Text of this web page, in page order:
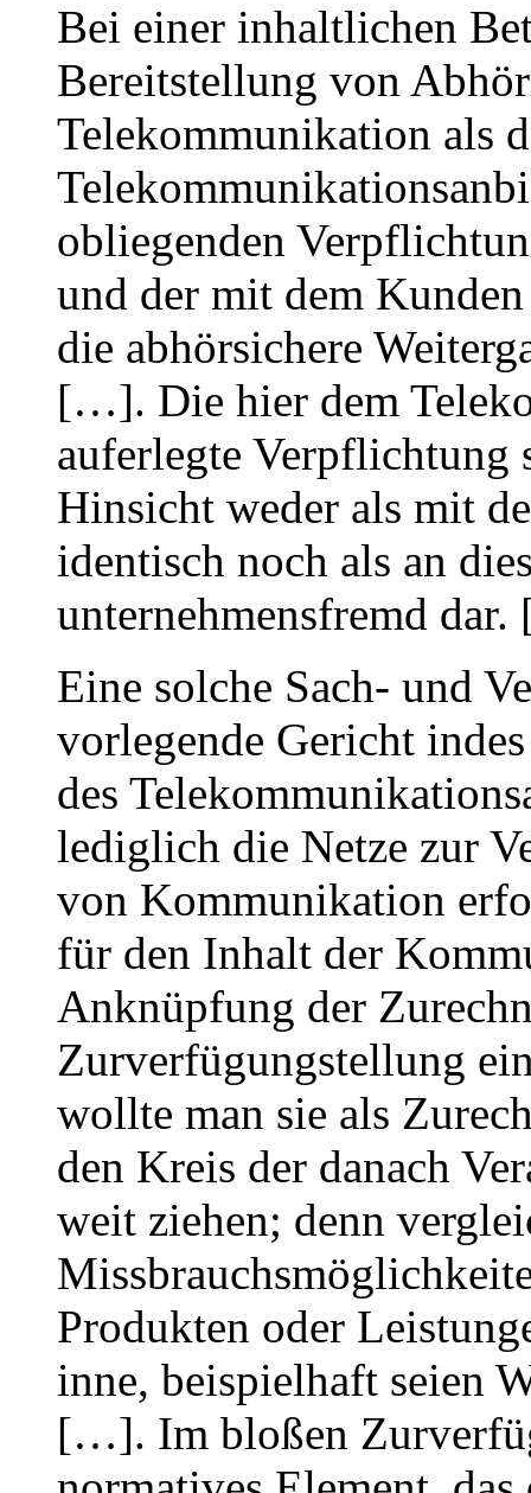
Bei einer inhaltlichen
Bereitstellung von
Telekommunikation als
obliegenden
und der mit dem
die abhörsichere
[…]. Die hier dem
auferlegte
Hinsicht weder als mit
identisch noch als an
unternehmensfremd
Eine solche Sach- und
vorlegende Gericht
des
lediglich die Netze zur
von Kommunikation
für den Inhalt der
Anknüpfung der
Zurverfügungstellung
wollte man sie als
den Kreis der danach
weit ziehen; denn
Produkten oder
inne, beispielhaft sei­en
[…]. Im bloßen